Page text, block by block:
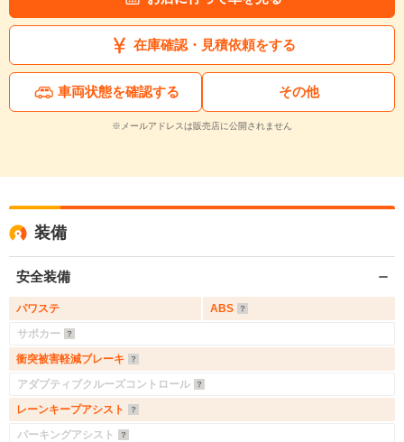
在庫確認・見積依頼をする
車両状態を確認する その他
※メールアドレスは販売店に公開されません
装備
安全装備
パワステ
ABS
サポカー
衝突被害軽減ブレーキ
アダプティブクルーズコントロール
レーンキープアシスト
パーキングアシスト